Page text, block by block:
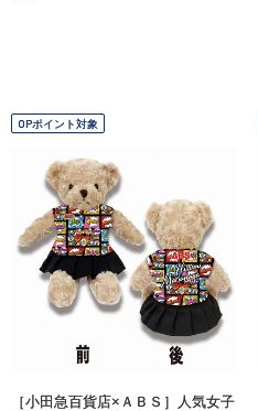
OPポイント対象
［小田急百貨店×ＡＢＳ］人気女子